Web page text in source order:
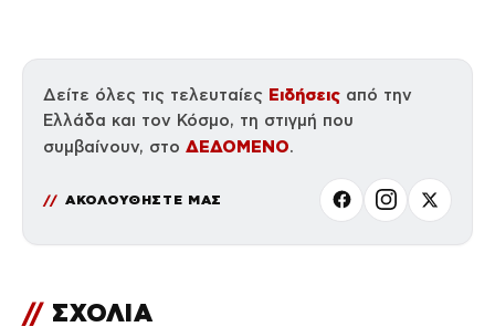
Δείτε όλες τις τελευταίες Ειδήσεις από την
Ελλάδα και τον Κόσμο, τη στιγμή που
συμβαίνουν, στο ΔΕΔΟΜΕΝΟ.
ΑΚΟΛΟΥΘΗΣΤΕ ΜΑΣ
// ΣΧΟΛΙΑ